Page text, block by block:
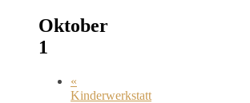
Oktober
1
«
Kinderwerkstatt